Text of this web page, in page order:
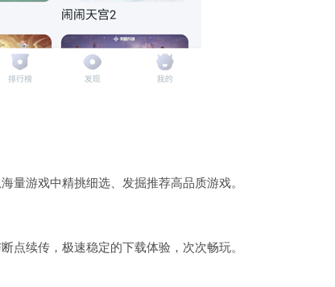
量游戏中精挑细选、发掘推荐高品质游戏。
点续传，极速稳定的下载体验，次次畅玩。